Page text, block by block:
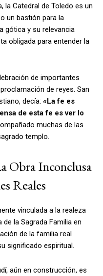
la Catedral de Toledo es un
un bastión para la
gótica y su relevancia
obligada para entender la
de importantes
de reyes. San
decía: «La fe es
de esta fe es ver lo
muchas de las
templo.
Obra Inconclusa
Reales
vinculada a la realeza
la Sagrada Familia en
de la familia real
significado espiritual.
aún en construcción, es